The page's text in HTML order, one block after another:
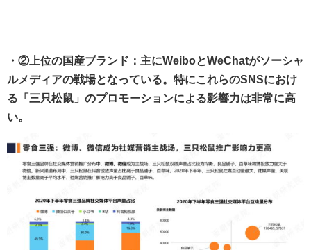
・②上位の国産ブランド：主にWeiboとWeChatがソーシャ
ルメディアの戦場となっている。特にこれらのSNSにおけ
る「三只松鼠」のプロモーションによる影響力は非常に高
い。